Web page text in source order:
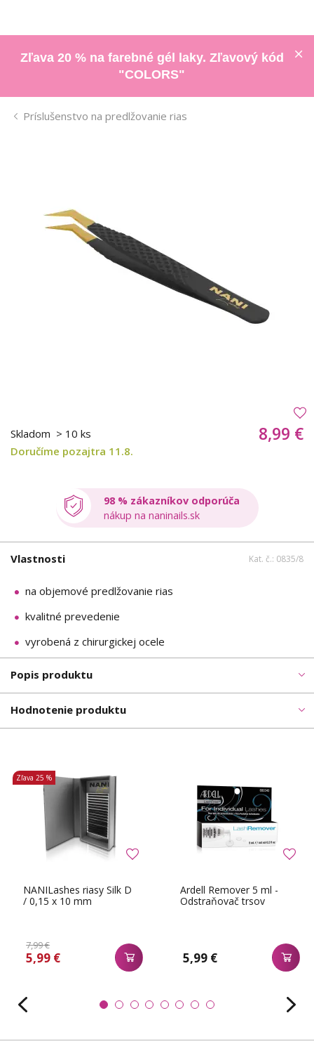
Zľava 20 % na farebné gél laky. Zľavový kód
"COLORS"
Príslušenstvo na predlžovanie rias
Skladom > 10 ks
Doručíme pozajtra 11.8.
8,99 €
98 % zákazníkov odporúča
nákup na naninails.sk
Vlastnosti Kat. č.: 0835/8
na objemové predlžovanie rias
kvalitné prevedenie
vyrobená z chirurgickej ocele
Popis produktu
Hodnotenie produktu
NANILashes riasy Silk D
/ 0,15 x 10 mm
7,99 €
5,99 €
Zľava 25 %
Ardell Remover 5 ml -
Odstraňovač trsov
5,99 €